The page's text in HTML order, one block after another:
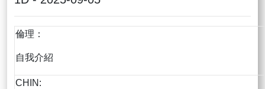
倫理：
自我介紹
CHIN: